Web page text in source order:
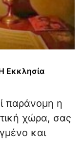
Εκκλησία
παράνομη η
χώρα, σας
και